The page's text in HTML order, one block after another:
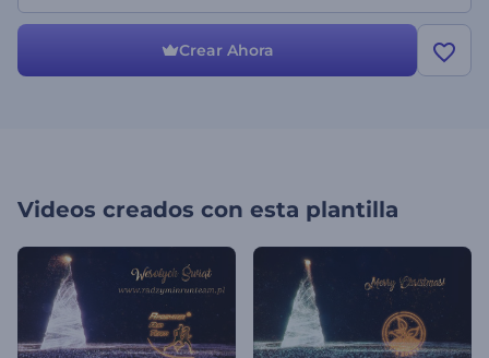
Crear Ahora
Videos creados con esta plantilla